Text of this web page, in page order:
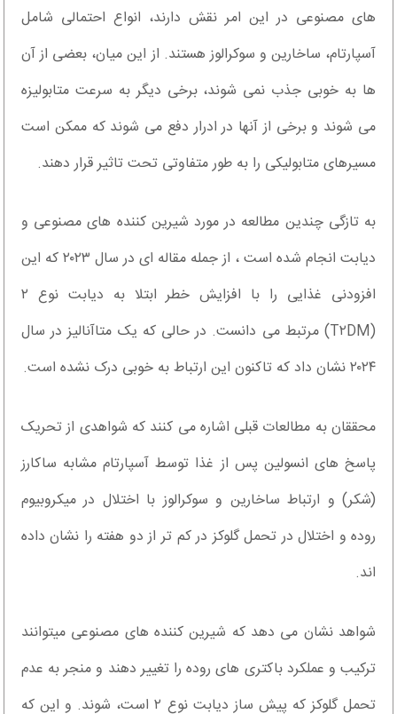
های مصنوعی در این امر نقش دارند، انواع احتمالی شامل
آسپارتام، ساخارین و سوکرالوز هستند. از این میان، بعضی از آن
ها به خوبی جذب نمی شوند، برخی دیگر به سرعت متابولیزه
می شوند و برخی از آنها در ادرار دفع می شوند که ممکن است
مسیرهای متابولیکی را به طور متفاوتی تحت تاثیر قرار دهند.
به تازگی چندین مطالعه در مورد شیرین کننده های مصنوعی و
دیابت انجام شده است ، از جمله مقاله ای در سال ۲۰۲۳ که این
افزودنی غذایی را با افزایش خطر ابتلا به دیابت نوع ۲
(T۲DM) مرتبط می دانست. در حالی که یک متاآنالیز در سال
۲۰۲۴ نشان داد که تاکنون این ارتباط به خوبی درک نشده است.
محققان به مطالعات قبلی اشاره می کنند که شواهدی از تحریک
پاسخ های انسولین پس از غذا توسط آسپارتام مشابه ساکارز
(شکر) و ارتباط ساخارین و سوکرالوز با اختلال در میکروبیوم
روده و اختلال در تحمل گلوکز در کم تر از دو هفته را نشان داده
اند.
شواهد نشان می دهد که شیرین کننده های مصنوعی میتوانند
ترکیب و عملکرد باکتری های روده را تغییر دهند و منجر به عدم
تحمل گلوکز که پیش ساز دیابت نوع ۲ است، شوند. و این که